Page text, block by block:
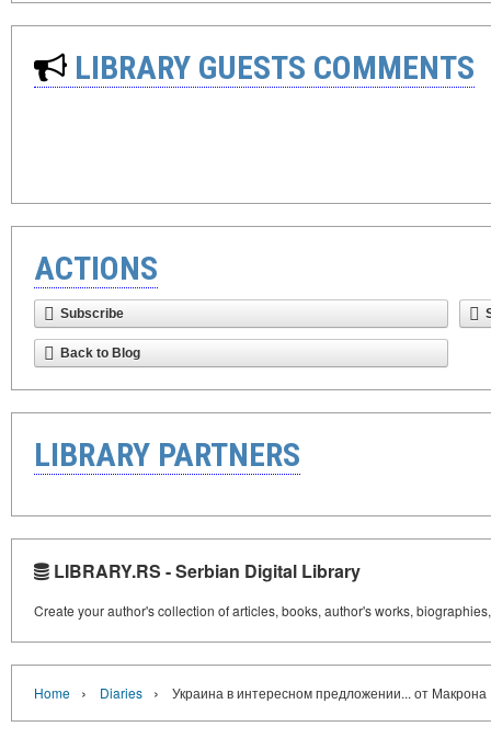
LIBRARY GUESTS COMMENTS
ACTIONS
Subscribe
Back to Blog
LIBRARY PARTNERS
LIBRARY.RS - Serbian Digital Library
Create your author's collection of articles, books, author's works,
Home › Diaries › Украина в интересном предложении... от Макрона